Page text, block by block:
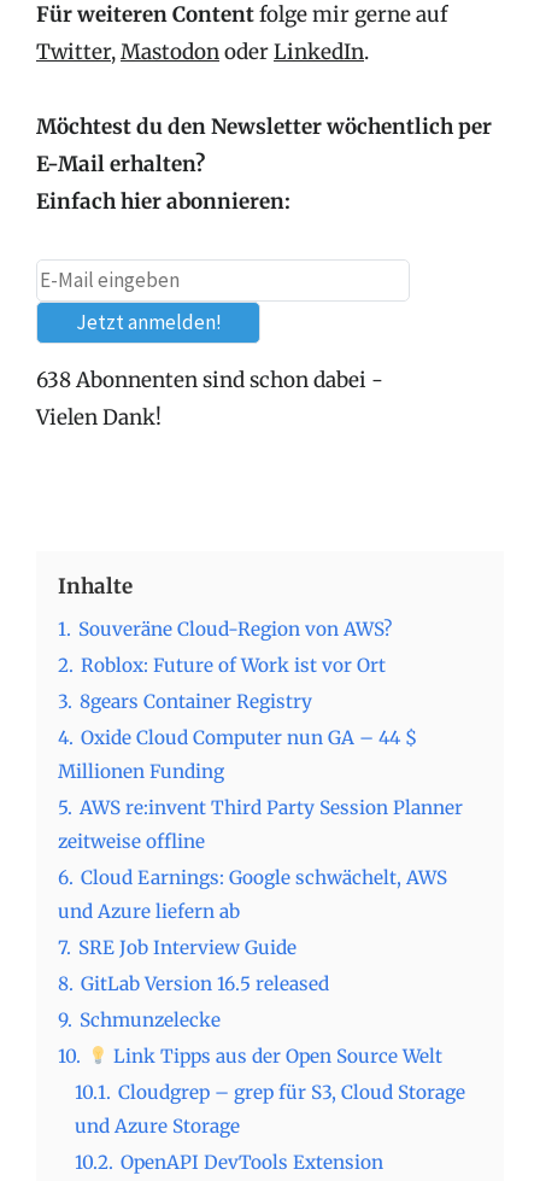
Für weiteren Contentfolge mir gerne auf
Twitter,MastodonoderLinkedIn.
Möchtest du den Newsletter wöchentlich per
E-Mail erhalten?
Einfach hier abonnieren:
638 Abonnenten sind schon dabei -
Vielen Dank!
Inhalte
1. Souveräne Cloud-Region von AWS?
2. Roblox: Future of Work ist vor Ort
3. 8gears Container Registry
4. Oxide Cloud Computer nun GA – 44 $
Millionen Funding
5. AWS re:invent Third Party Session Planner
zeitweise offline
6. Cloud Earnings: Google schwächelt, AWS
und Azure liefern ab
7. SRE Job Interview Guide
8. GitLab Version 16.5 released
9. Schmunzelecke
10.
Link Tipps aus der Open Source Welt
10.1. Cloudgrep – grep für S3, Cloud Storage
und Azure Storage
10.2. OpenAPI DevTools Extension